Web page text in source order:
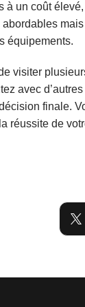
à un coût
abordables
équipements.
visiter
avec
finale.
réussite de